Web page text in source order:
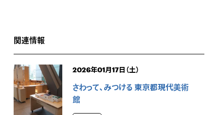
関連情報
2026年01月17日（土）
さわって、みつける 東京都現代美術
館